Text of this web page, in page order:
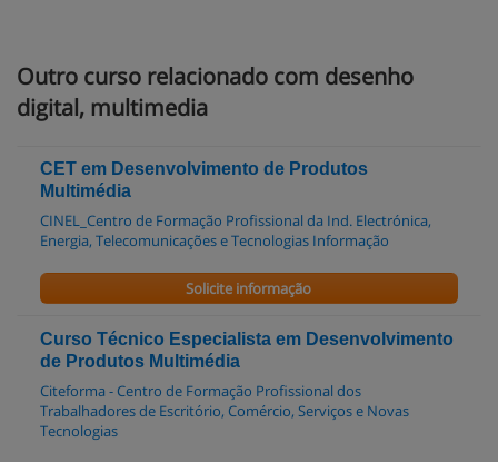
Outro curso relacionado com desenho
digital, multimedia
CET em Desenvolvimento de Produtos
Multimédia
CINEL_Centro de Formação Profissional da Ind. Electrónica,
Energia, Telecomunicações e Tecnologias Informação
Solicite informação
Curso Técnico Especialista em Desenvolvimento
de Produtos Multimédia
Citeforma - Centro de Formação Profissional dos
Trabalhadores de Escritório, Comércio, Serviços e Novas
Tecnologias